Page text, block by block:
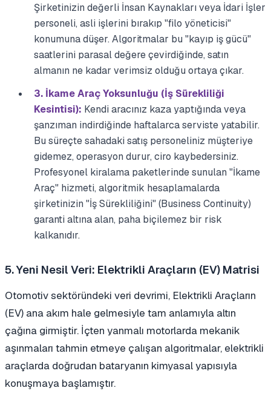
Şirketinizin değerli İnsan Kaynakları veya İdari İşler
personeli, asli işlerini bırakıp "filo yöneticisi"
konumuna düşer. Algoritmalar bu "kayıp iş gücü"
saatlerini parasal değere çevirdiğinde, satın
almanın ne kadar verimsiz olduğu ortaya çıkar.
3. İkame Araç Yoksunluğu (İş Sürekliliği
Kesintisi): Kendi aracınız kaza yaptığında veya
şanzıman indirdiğinde haftalarca serviste yatabilir.
Bu süreçte sahadaki satış personeliniz müşteriye
gidemez, operasyon durur, ciro kaybedersiniz.
Profesyonel kiralama paketlerinde sunulan "İkame
Araç" hizmeti, algoritmik hesaplamalarda
şirketinizin "İş Sürekliliğini" (Business Continuity)
garanti altına alan, paha biçilemez bir risk
kalkanıdır.
5. Yeni Nesil Veri: Elektrikli Araçların (EV) Matrisi
Otomotiv sektöründeki veri devrimi, Elektrikli Araçların
(EV) ana akım hale gelmesiyle tam anlamıyla altın
çağına girmiştir. İçten yanmalı motorlarda mekanik
aşınmaları tahmin etmeye çalışan algoritmalar, elektrikli
araçlarda doğrudan bataryanın kimyasal yapısıyla
konuşmaya başlamıştır.